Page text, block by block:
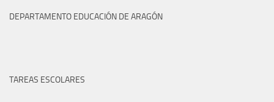
DEPARTAMENTO EDUCACIÓN DE ARAGÓN
TAREAS ESCOLARES